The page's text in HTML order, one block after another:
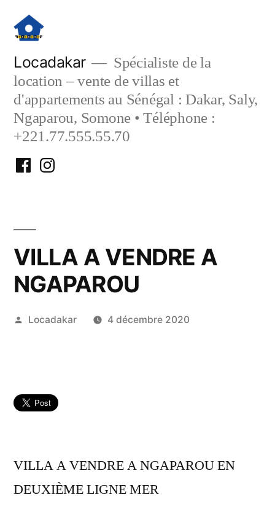
contenu
Locadakar
Spécialiste de la
location – vente de villas et
d'appartements au Sénégal : Dakar, Saly,
Ngaparou, Somone • Téléphone :
+221.77.555.55.70
FacebookInstagram
VILLA A VENDRE A
NGAPAROU
Publié
Locadakar 4 décembre 2020
VILLA A VENDRE A NGAPAROU EN
DEUXIÈME LIGNE MER